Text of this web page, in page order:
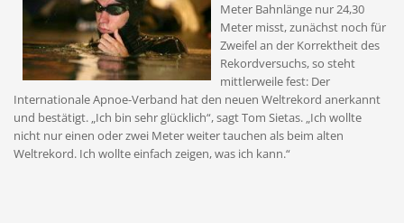
Meter Bahnlänge nur 24,30
Meter misst, zunächst noch für
Zweifel an der Korrektheit des
Rekordversuchs, so steht
mittlerweile fest: Der
Internationale Apnoe-Verband hat den neuen Weltrekord anerkannt
und bestätigt. „Ich bin sehr glücklich“, sagt Tom Sietas. „Ich wollte
nicht nur einen oder zwei Meter weiter tauchen als beim alten
Weltrekord. Ich wollte einfach zeigen, was ich kann.“